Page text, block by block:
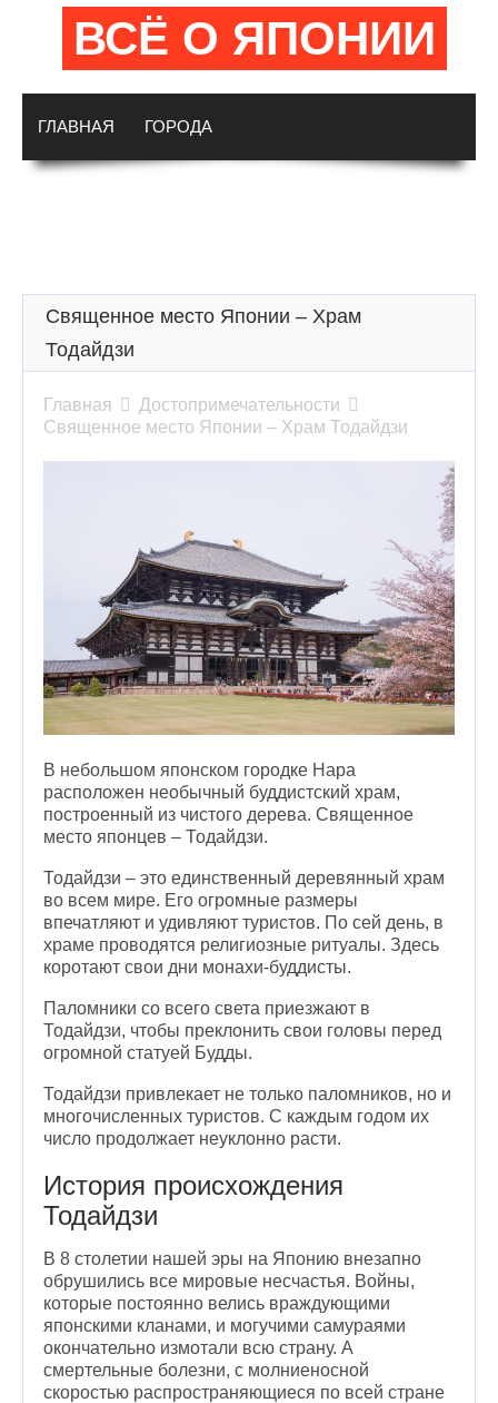
ВСЁ О ЯПОНИИ
ГЛАВНАЯ ГОРОДА
Священное место Японии – Храм
Тодайдзи
Главная  Достопримечательности 
Священное место Японии – Храм Тодайдзи
В небольшом японском городке Нара
расположен необычный буддистский храм,
построенный из чистого дерева. Священное
место японцев – Тодайдзи.
Тодайдзи – это единственный деревянный храм
во всем мире. Его огромные размеры
впечатляют и удивляют туристов. По сей день, в
храме проводятся религиозные ритуалы. Здесь
коротают свои дни монахи-буддисты.
Паломники со всего света приезжают в
Тодайдзи, чтобы преклонить свои головы перед
огромной статуей Будды.
Тодайдзи привлекает не только паломников, но и
многочисленных туристов. С каждым годом их
число продолжает неуклонно расти.
История происхождения
Тодайдзи
В 8 столетии нашей эры на Японию внезапно
обрушились все мировые несчастья. Войны,
которые постоянно велись враждующими
японскими кланами, и могучими самураями
окончательно измотали всю страну. А
смертельные болезни, с молниеносной
скоростью распространяющиеся по всей стране